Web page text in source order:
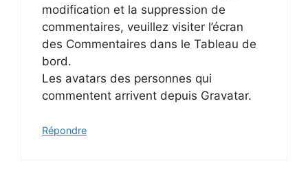
modification et la suppression de
commentaires, veuillez visiter l’écran
des Commentaires dans le Tableau de
bord.
Les avatars des personnes qui
commentent arrivent depuis Gravatar.
Répondre